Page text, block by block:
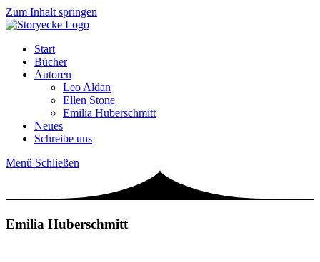
Zum Inhalt springen
Start
Bücher
Autoren
Leo Aldan
Ellen Stone
Emilia Huberschmitt
Neues
Schreibe uns
Menü Schließen
Emilia Huberschmitt